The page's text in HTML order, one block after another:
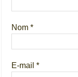
Nom*
E-mail*